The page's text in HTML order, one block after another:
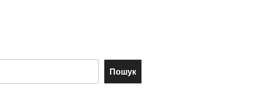
Пошук